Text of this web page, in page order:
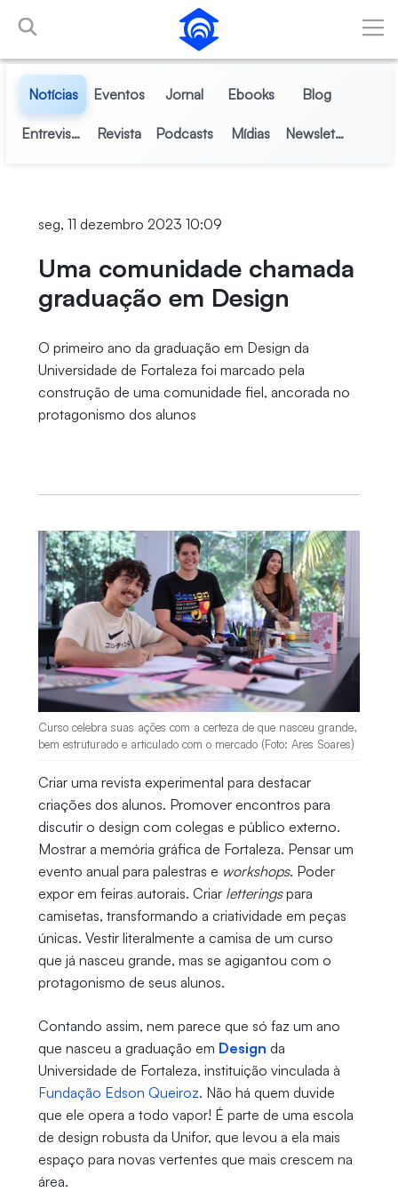
Pular para o Conteúdo principal
Notícias Eventos Jornal Ebooks Blog
Entrevistas Revista Podcasts Mídias Newsletter
seg, 11 dezembro 2023 10:09
Uma comunidade chamada
graduação em Design
O primeiro ano da graduação em Design da
Universidade de Fortaleza foi marcado pela
construção de uma comunidade fiel, ancorada no
protagonismo dos alunos
Curso celebra suas ações com a certeza de que nasceu grande,
bem estruturado e articulado com o mercado (Foto: Ares Soares)
Criar uma revista experimental para destacar
criações dos alunos. Promover encontros para
discutir o design com colegas e público externo.
Mostrar a memória gráfica de Fortaleza. Pensar um
evento anual para palestras e workshops. Poder
expor em feiras autorais. Criar letteringspara
camisetas, transformando a criatividade em peças
únicas. Vestir literalmente a camisa de um curso
que já nasceu grande, mas se agigantou com o
protagonismo de seus alunos.
Contando assim, nem parece que só faz um ano
que nasceu a graduação em Design da
Universidade de Fortaleza, instituição vinculada à
Fundação Edson Queiroz. Não há quem duvide
que ele opera a todo vapor! É parte de uma escola
de design robusta da Unifor, que levou a ela mais
espaço para novas vertentes que mais crescem na
área.